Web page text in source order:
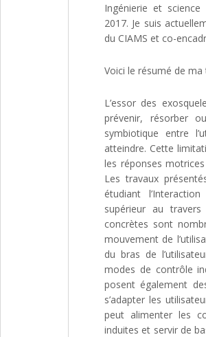
Ingénierie et science
2017. Je suis
du CIAMS et co-
Voici le résumé de
L’essor des
prévenir, résorber
symbiotique entre
atteindre. Cette
les réponses
Les travaux
étudiant
supérieur au
concrètes sont
mouvement de
du bras de
modes de contrôle
posent également
s’adapter les
peut alimenter les
induites et servir de